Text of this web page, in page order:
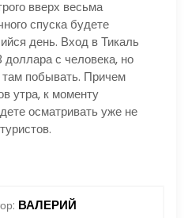
вверх весьма
спуска будете
день. Вход в Тикаль
с человека, но
побывать. Причем
утра, к моменту
осматривать уже не
ВАЛЕРИЙ